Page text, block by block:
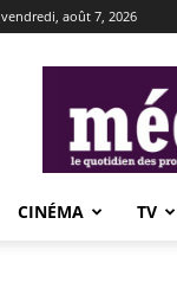
vendredi, août 7, 2026
CINÉMA TV